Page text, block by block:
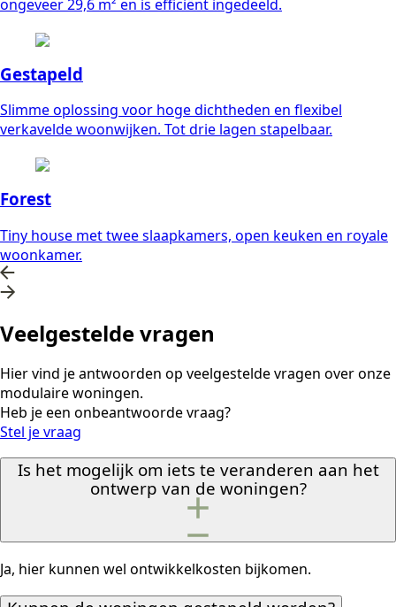
ongeveer 29,6 m² en is efficiënt ingedeeld.
Gestapeld
Slimme oplossing voor hoge dichtheden en flexibel
verkavelde woonwijken. Tot drie lagen stapelbaar.
Forest
Tiny house met twee slaapkamers, open keuken en royale
woonkamer.
Veelgestelde vragen
Hier vind je antwoorden op veelgestelde vragen over onze
modulaire woningen.
Heb je een onbeantwoorde vraag?
Stel je vraag
Is het mogelijk om iets te veranderen aan het
ontwerp van de woningen?
Ja, hier kunnen wel ontwikkelkosten bijkomen.